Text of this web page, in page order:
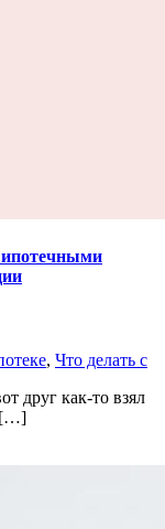
ипотечными
, Что делать с
друг как-то взял
[…]